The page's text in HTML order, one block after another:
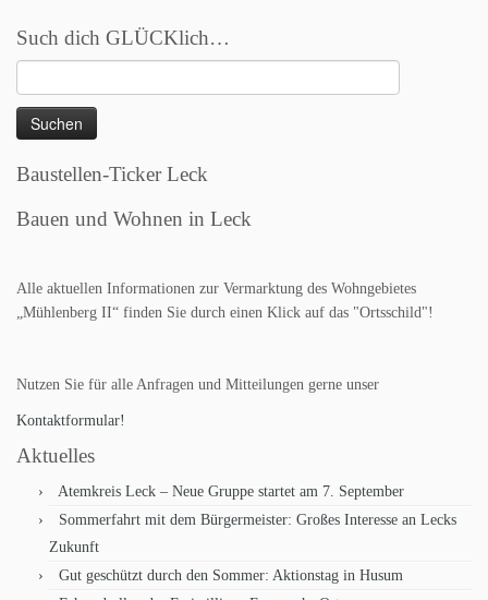
Such dich GLÜCKlich…
nach:
Baustellen-Ticker Leck
Bauen und Wohnen in Leck
Alle aktuellen Informationen zur Vermarktung des Wohngebietes
„Mühlenberg II“ finden Sie durch einen Klick auf das "Ortsschild"!
Nutzen Sie für alle Anfragen und Mitteilungen gerne unser
Kontaktformular!
Aktuelles
Atemkreis Leck – Neue Gruppe startet am 7. September
Sommerfahrt mit dem Bürgermeister: Großes Interesse an Lecks
Zukunft
Gut geschützt durch den Sommer: Aktionstag in Husum